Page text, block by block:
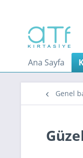
Ana Sayfa
Genel